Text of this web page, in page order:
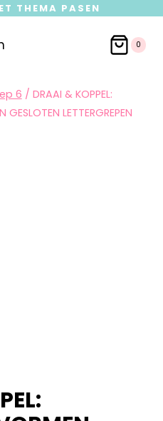
THEMA PASEN
0
6 / DRAAI & KOPPEL:
GESLOTEN LETTERGREPEN